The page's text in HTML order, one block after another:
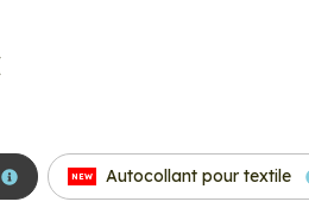
NEW Autocollant pour textile